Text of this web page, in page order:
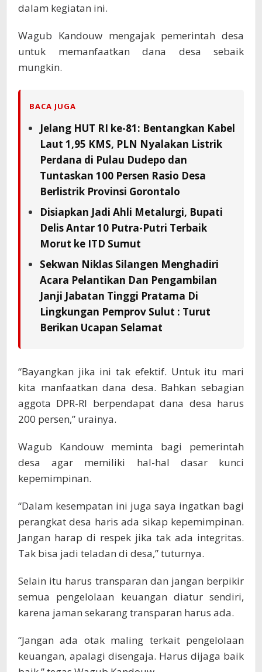
dalam kegiatan ini.
Wagub Kandouw mengajak pemerintah desa
untuk memanfaatkan dana desa sebaik
mungkin.
BACA JUGA
Jelang HUT RI ke-81: Bentangkan Kabel
Laut 1,95 KMS, PLN Nyalakan Listrik
Perdana di Pulau Dudepo dan
Tuntaskan 100 Persen Rasio Desa
Berlistrik Provinsi Gorontalo
Disiapkan Jadi Ahli Metalurgi, Bupati
Delis Antar 10 Putra-Putri Terbaik
Morut ke ITD Sumut
Sekwan Niklas Silangen Menghadiri
Acara Pelantikan Dan Pengambilan
Janji Jabatan Tinggi Pratama Di
Lingkungan Pemprov Sulut : Turut
Berikan Ucapan Selamat
“Bayangkan jika ini tak efektif. Untuk itu mari
kita manfaatkan dana desa. Bahkan sebagian
aggota DPR-RI berpendapat dana desa harus
200 persen,” urainya.
Wagub Kandouw meminta bagi pemerintah
desa agar memiliki hal-hal dasar kunci
kepemimpinan.
“Dalam kesempatan ini juga saya ingatkan bagi
perangkat desa haris ada sikap kepemimpinan.
Jangan harap di respek jika tak ada integritas.
Tak bisa jadi teladan di desa,” tuturnya.
Selain itu harus transparan dan jangan berpikir
semua pengelolaan keuangan diatur sendiri,
karena jaman sekarang transparan harus ada.
“Jangan ada otak maling terkait pengelolaan
keuangan, apalagi disengaja. Harus dijaga baik